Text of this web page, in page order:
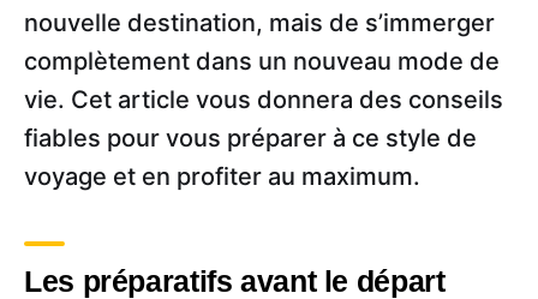
nouvelle destination, mais de s’immerger
complètement dans un nouveau mode de
vie. Cet article vous donnera des conseils
fiables pour vous préparer à ce style de
voyage et en profiter au maximum.
Les préparatifs avant le départ